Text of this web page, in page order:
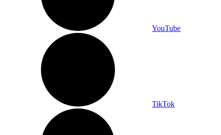
YouTube
TikTok